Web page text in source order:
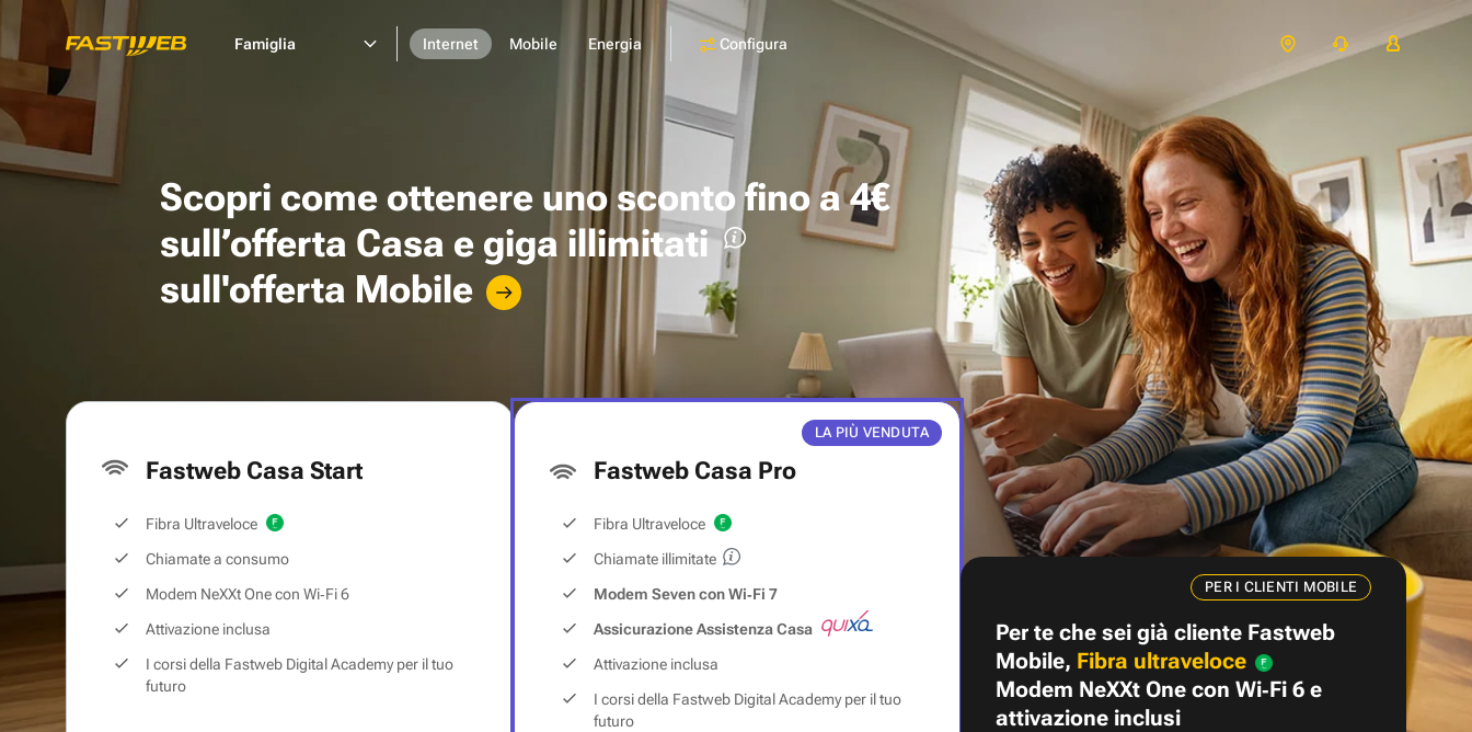
Famiglia Internet Mobile Energia Configura
Scopri come ottenere unosconto fino a 4€
sull’offerta Casa e giga illimitati
sull'offerta Mobile
Fastweb Casa Start
Fibra Ultraveloce
Chiamate a consumo
Modem NeXXt One con Wi‑Fi 6
Attivazione inclusa
I corsi della Fastweb Digital Academy per il tuo
futuro
LA PIÙ VENDUTA
Fastweb Casa Pro
Fibra Ultraveloce
Chiamate illimitate
Modem Seven con Wi‑Fi 7
Assicurazione Assistenza Casa
Attivazione inclusa
I corsi della Fastweb Digital Academy per il tuo
futuro
PER I CLIENTI MOBILE
Per te che sei già cliente Fastweb
Mobile, Fibra ultraveloce
Modem NeXXt One con Wi‑Fi 6 e
attivazione inclusi